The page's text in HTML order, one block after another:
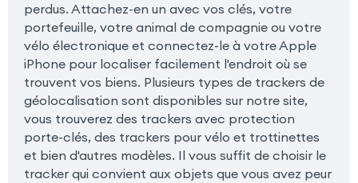
perdus. Attachez-en un avec vos clés, votre
portefeuille, votre animal de compagnie ou votre
vélo électronique et connectez-le à votre Apple
iPhone pour localiser facilement l'endroit où se
trouvent vos biens. Plusieurs types de trackers de
géolocalisation sont disponibles sur notre site,
vous trouverez des trackers avec protection
porte-clés, des trackers pour vélo et trottinettes
et bien d'autres modèles. Il vous suffit de choisir le
tracker qui convient aux objets que vous avez peur